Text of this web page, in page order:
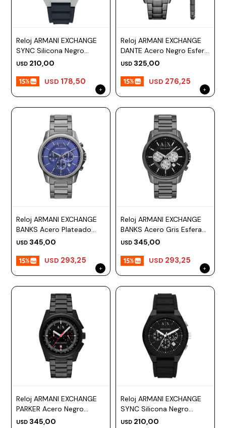
Reloj ARMANI EXCHANGE
SYNC Silicona Negro
Esfera 44mm
USD 210,00
USD 178,50
Reloj ARMANI EXCHANGE
DANTE Acero Negro Esfera
42mm
USD 325,00
USD 276,25
Reloj ARMANI EXCHANGE
BANKS Acero Plateado
Esfera 44mm
USD 345,00
USD 293,25
Reloj ARMANI EXCHANGE
BANKS Acero Gris Esfera
44mm
USD 345,00
USD 293,25
Reloj ARMANI EXCHANGE
PARKER Acero Negro
Esfera 42mm
USD 345,00
Reloj ARMANI EXCHANGE
SYNC Silicona Negro
Esfera 44mm
USD 210,00